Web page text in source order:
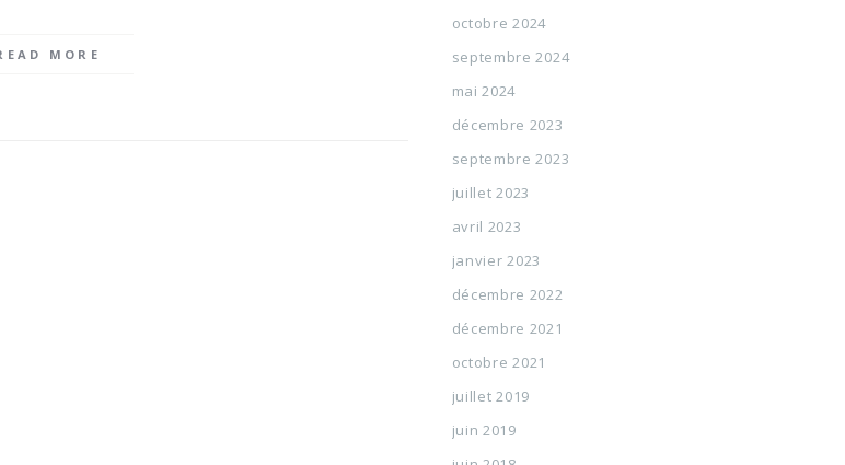
MORE
octobre 2024
septembre 2024
mai 2024
décembre 2023
septembre 2023
juillet 2023
avril 2023
janvier 2023
décembre 2022
décembre 2021
octobre 2021
juillet 2019
juin 2019